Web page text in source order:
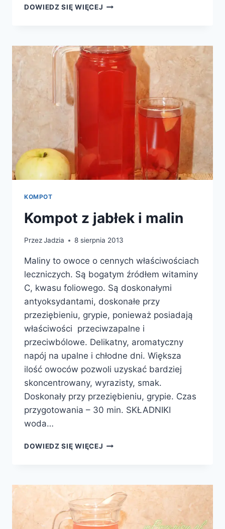
DOWIEDZ SIĘ WIĘCEJ KOMPOT
JEŻYN
KOMPOT
Kompot z jabłek i malin
PrzezJadzia 8 sierpnia 2013
Maliny to owoce o cennych właściwościach
leczniczych. Są bogatym źródłem witaminy
C, kwasu foliowego. Są doskonałymi
antyoksydantami, doskonałe przy
przeziębieniu, grypie, ponieważ posiadają
właściwości przeciwzapalne i
przeciwbólowe. Delikatny, aromatyczny
napój na upalne i chłodne dni. Większa
ilość owoców pozwoli uzyskać bardziej
skoncentrowany, wyrazisty, smak.
Doskonały przy przeziębieniu, grypie. Czas
przygotowania – 30 min. SKŁADNIKI
woda…
DOWIEDZ SIĘ WIĘCEJ KOMPOT
MALIN